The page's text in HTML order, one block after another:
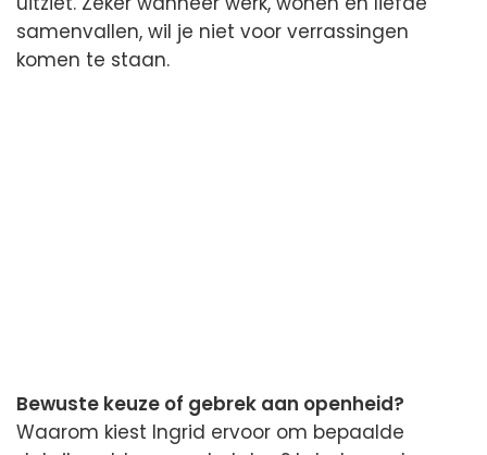
samenvallen, wil je niet voor verrassingen
komen te staan.
Bewuste keuze of gebrek aan openheid?
Waarom kiest Ingrid ervoor om bepaalde